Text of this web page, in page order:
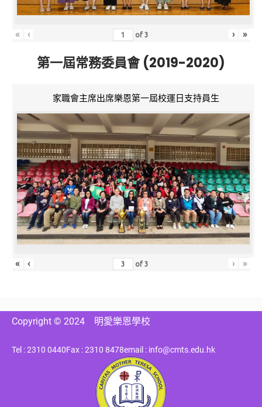
« ‹ of3 › »
第一屆常務委員會 (2019-2020)
家職會主席出席樂恩第一屆校運日支持員生
« ‹ of3 › »
Copyright © 2024 明愛樂恩學校
Tel : 2310 0440Fax : 2310 8478email : info@cmts.edu.hk